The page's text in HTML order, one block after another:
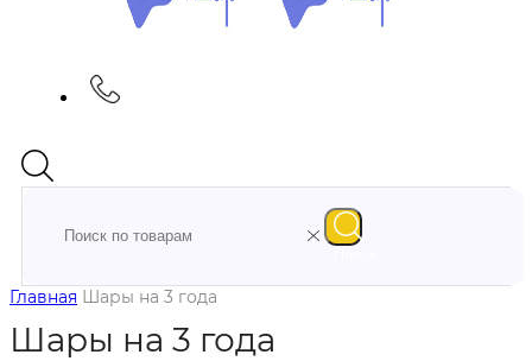
Главная Шары на 3 года
Шары на 3 года